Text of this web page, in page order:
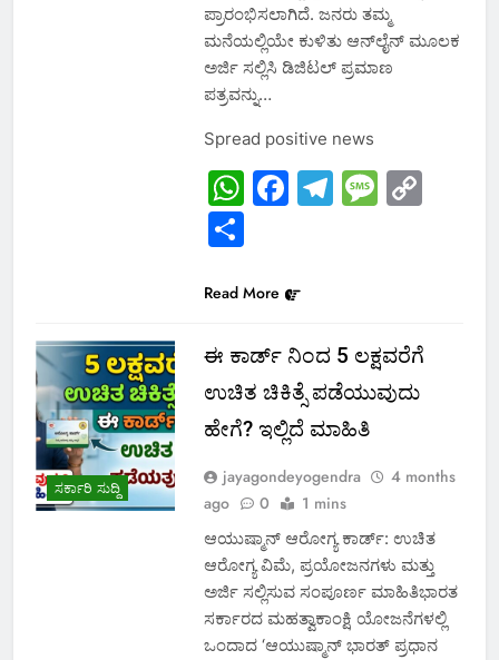
ಪ್ರಾರಂಭಿಸಲಾಗಿದೆ. ಜನರು ತಮ್ಮ
ಮನೆಯಲ್ಲಿಯೇ ಕುಳಿತು ಆನ್‌ಲೈನ್ ಮೂಲಕ
ಅರ್ಜಿ ಸಲ್ಲಿಸಿ ಡಿಜಿಟಲ್ ಪ್ರಮಾಣ
ಪತ್ರವನ್ನು…
Spread positive news
WhatsApp
Facebook
Telegram
Share
Read More
ಸರ್ಕಾರಿ ಸುದ್ದಿ
ಈ ಕಾರ್ಡ್ ನಿಂದ 5 ಲಕ್ಷವರೆಗೆ
ಉಚಿತ ಚಿಕಿತ್ಸೆ ಪಡೆಯುವುದು
ಹೇಗೆ? ಇಲ್ಲಿದೆ ಮಾಹಿತಿ
jayagondeyogendra
4 months
ago
0 1 mins
ಆಯುಷ್ಮಾನ್ ಆರೋಗ್ಯ ಕಾರ್ಡ್: ಉಚಿತ
ಆರೋಗ್ಯ ವಿಮೆ, ಪ್ರಯೋಜನಗಳು ಮತ್ತು
ಅರ್ಜಿ ಸಲ್ಲಿಸುವ ಸಂಪೂರ್ಣ ಮಾಹಿತಿಭಾರತ
ಸರ್ಕಾರದ ಮಹತ್ವಾಕಾಂಕ್ಷಿ ಯೋಜನೆಗಳಲ್ಲಿ
ಒಂದಾದ ‘ಆಯುಷ್ಮಾನ್ ಭಾರತ್ ಪ್ರಧಾನ